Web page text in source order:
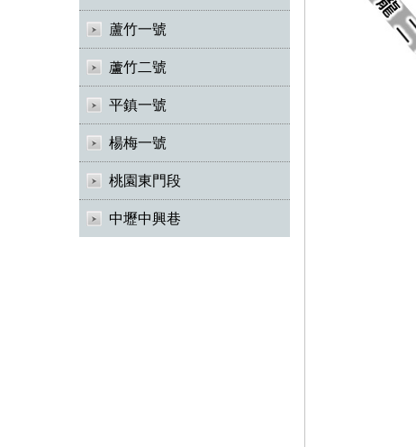
蘆竹一號
蘆竹二號
平鎮一號
楊梅一號
桃園東門段
中壢中興巷